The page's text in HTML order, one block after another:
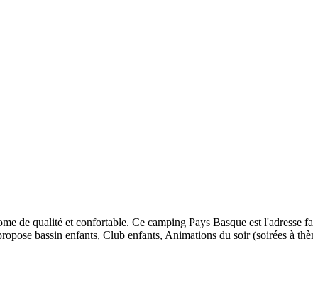
de qualité et confortable. Ce camping Pays Basque est l'adresse
bassin enfants, Club enfants, Animations du soir (soirées à